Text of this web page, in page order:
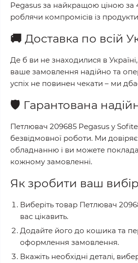
Pegasus за найкращою ціною за
роблячи компромісів із
🚚 Доставка по всій
Де б ви не знаходилися в
ваше замовлення надійно та
успіх не повинен чекати – ми
🛡️ Гарантована
Петлювач 209685 Pegasus у
безвідмовної роботи. Ми
обладнанню і ви можете
кожному замовленні.
Як зробити ваш
Виберіть товар Петлювач
вас цікавить.
Додайте його до кошика та
оформлення замовлення.
Вкажіть необхідні деталі,